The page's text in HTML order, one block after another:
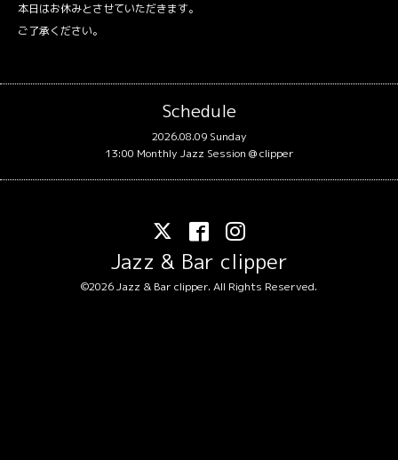
本日はお休みとさせていただきます。
ご了承ください。
Schedule
2026.08.09 Sunday
13:00 Monthly Jazz Session @ clipper
Jazz & Bar clipper
©2026Jazz & Bar clipper. All Rights Reserved.